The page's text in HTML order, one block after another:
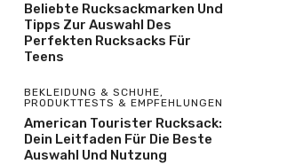
Beliebte Rucksackmarken Und
Tipps Zur Auswahl Des
Perfekten Rucksacks Für
Teens
BEKLEIDUNG & SCHUHE,
PRODUKTTESTS & EMPFEHLUNGEN
American Tourister Rucksack:
Dein Leitfaden Für Die Beste
Auswahl Und Nutzung